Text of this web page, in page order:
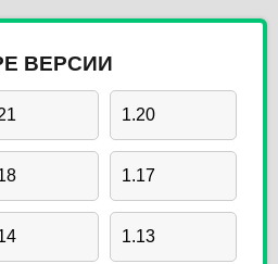
ВЕРСИИ
1.20
1.17
1.13